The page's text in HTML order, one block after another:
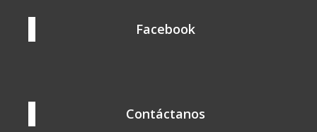
Facebook
Contáctanos